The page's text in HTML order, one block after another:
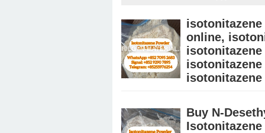
online,
isotonitazene
online.N,N-Diethyl-2-[[4-(1-
Buy N-
Isotonitazene